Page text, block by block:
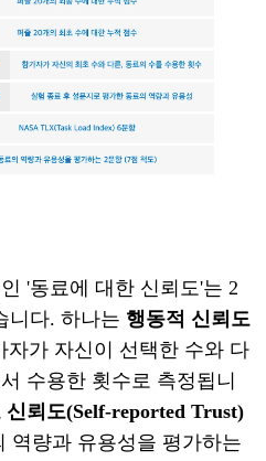
'동료에 대한 신뢰도'는 2
니다. 하나는 행동적 신뢰도
자가 자신이 선택한 수와 다
수용한 횟수로 측정됩니
신뢰도(Self-reported Trust)
역량과 유용성을 평가하는